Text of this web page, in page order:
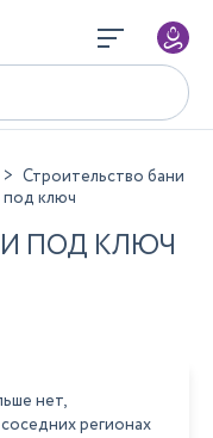
Строительство бани
под ключ
ПОД КЛЮЧ
нет,
регионах